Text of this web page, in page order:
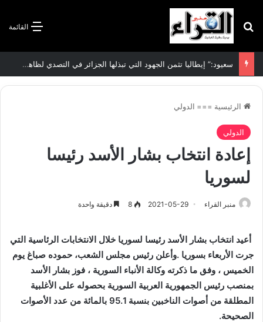
القائمة بحث عن
الرئيسية === الدولي
الدولي
إعادة انتخاب بشار الأسد رئيسا
لسوريا
منبر القراء 2021-05-29
8 دقيقة واحدة
أعيد انتخاب بشار الأسد رئيسا لسوريا خلال الانتخابات الرئاسية التي
جرت الأربعاء بسوريا .وأعلن رئيس مجلس الشعب، حموده صباغ يوم
الخميس ، وفق ما ذكرته وكالة الأنباء السورية ، فوز بشار الأسد
بمنصب رئيس الجمهورية العربية السورية بحصوله على الأغلبية
المطلقة من أصوات الناخبين بنسبة 95.1 بالمائة من عدد الأصوات
الصحيحة.